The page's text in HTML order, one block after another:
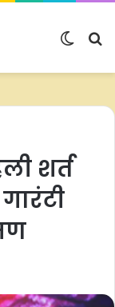
Switch
शर्त